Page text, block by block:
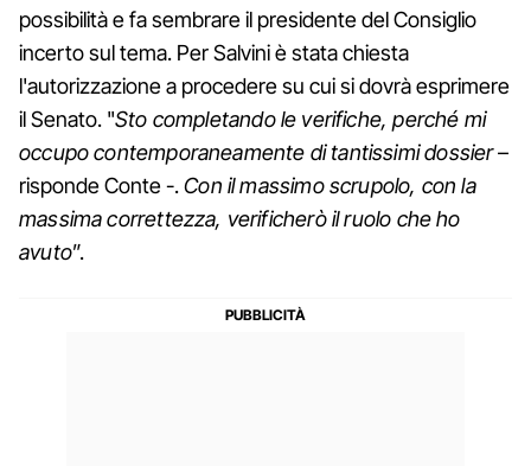
possibilità e fa sembrare il presidente del Consiglio
incerto sul tema. Per Salvini è stata chiesta
l'autorizzazione a procedere su cui si dovrà esprimere
il Senato. "Sto completando le verifiche, perché mi
occupo contemporaneamente di tantissimi dossier–
risponde Conte -.Con il massimo scrupolo, con la
massima correttezza, verificherò il ruolo che ho
avuto”.